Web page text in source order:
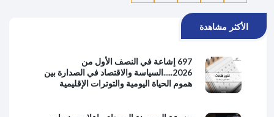
الأكثر مشاهدة
697 إشاعة في النصف الأول من
2026.....السياسة والاقتصاد في الصدارة بين
هموم الحياة اليومية والتوترات الإقليمية